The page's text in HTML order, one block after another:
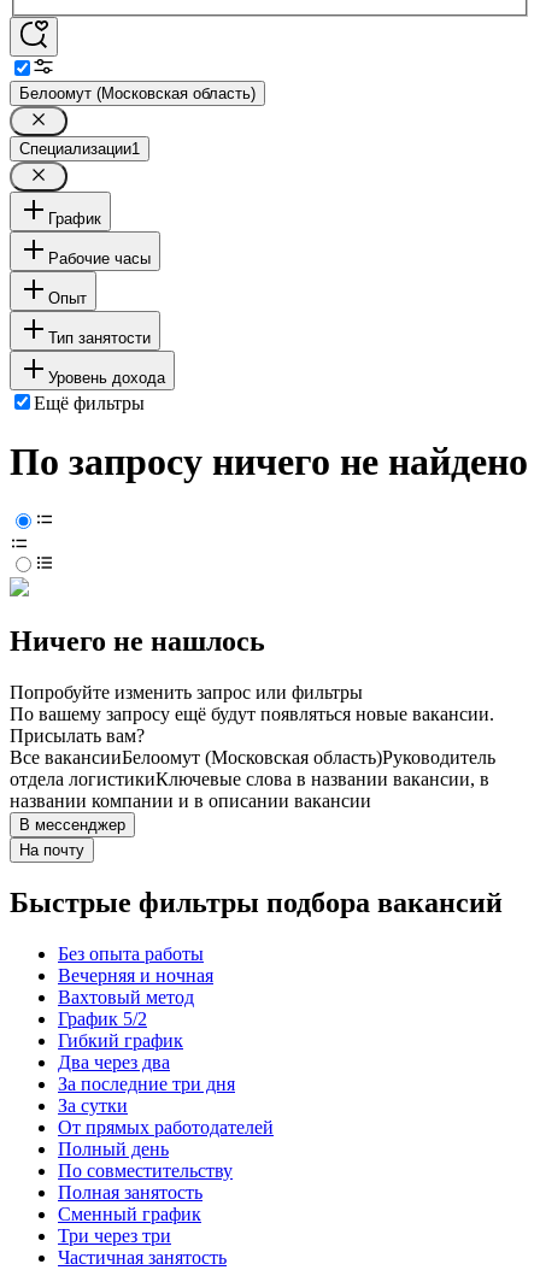
Белоомут (Московская область)
Специализации1
График
Рабочие часы
Опыт
Тип занятости
Уровень дохода
Ещё фильтры
По запросу ничего не найдено
Ничего не нашлось
Попробуйте изменить запрос или фильтры
По вашему запросу ещё будут появляться новые вакансии.
Присылать вам?
Все вакансииБелоомут (Московская область)Руководитель
отдела логистикиКлючевые слова в названии вакансии, в
названии компании и в описании вакансии
В мессенджер
На почту
Быстрые фильтры подбора вакансий
Без опыта работы
Вечерняя и ночная
Вахтовый метод
График 5/2
Гибкий график
Два через два
За последние три дня
За сутки
От прямых работодателей
Полный день
По совместительству
Полная занятость
Сменный график
Три через три
Частичная занятость